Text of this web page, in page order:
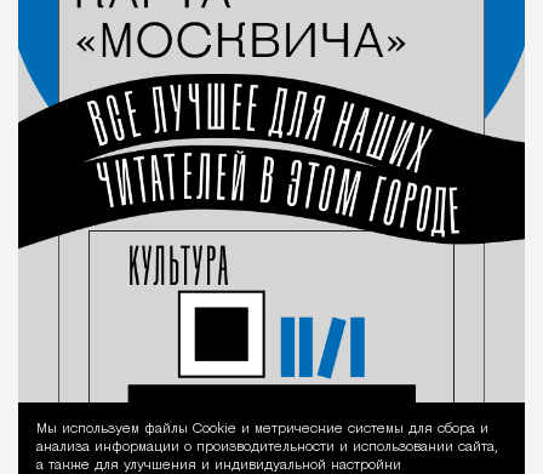
Уведомление
Мы используем файлы Сookie и метрические системы для сбора и
анализа информации о производительности и использовании сайта,
а также для улучшения и индивидуальной настройки